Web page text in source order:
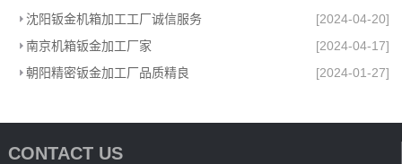
沈阳钣金机箱加工工厂诚信服务
[2024-04-20]
南京机箱钣金加工厂家
[2024-04-17]
朝阳精密钣金加工厂品质精良
[2024-01-27]
CONTACT US